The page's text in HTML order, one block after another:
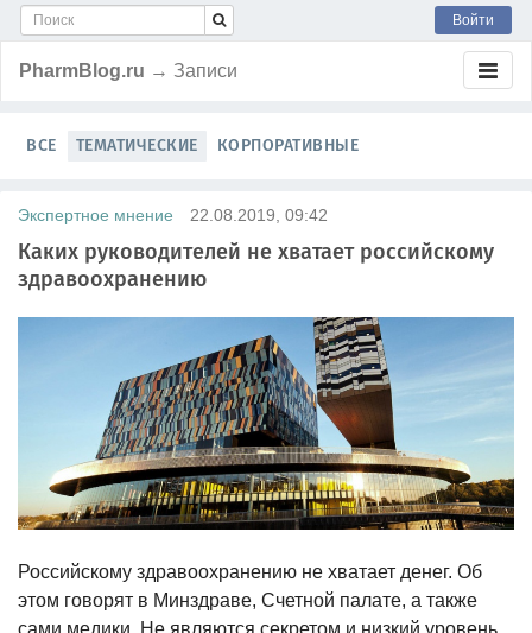
Войти
PharmBlog.ru → Записи
ВСЕ ТЕМАТИЧЕСКИЕ КОРПОРАТИВНЫЕ
Экспертное мнение 22.08.2019, 09:42
Каких руководителей не хватает российскому
здравоохранению
Российскому здравоохранению не хватает денег. Об
этом говорят в Минздраве, Счетной палате, а также
сами медики. Не являются секретом и низкий уровень